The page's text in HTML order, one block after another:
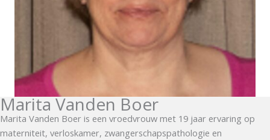
Marita Vanden Boer
Marita Vanden Boer is een vroedvrouw met 19 jaar ervaring op
materniteit, verloskamer, zwangerschapspathologie en